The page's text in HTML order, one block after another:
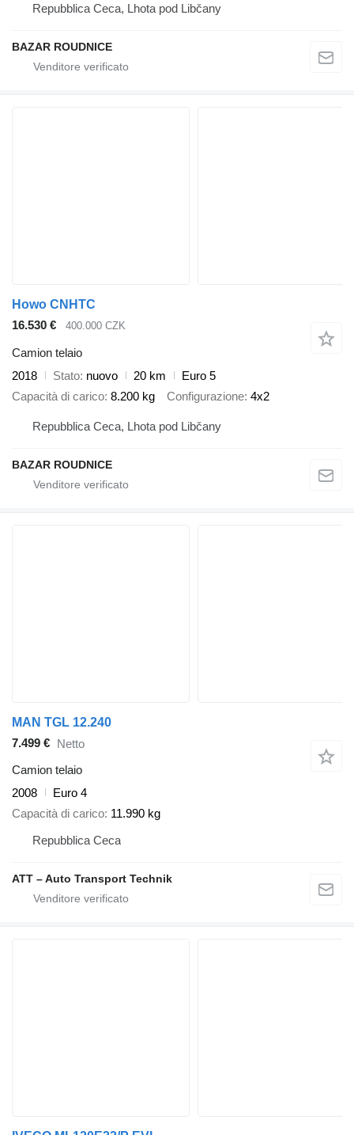
Repubblica Ceca, Lhota pod Libčany
BAZAR ROUDNICE
Howo CNHTC
16.530 €
400.000 CZK
Camion telaio
2018
Stato nuovo 20 km
Euro 5
Capacità di carico 8.200 kg Configurazione 4x2
Repubblica Ceca, Lhota pod Libčany
BAZAR ROUDNICE
MAN TGL 12.240
7.499 € Netto
Camion telaio
2008
Euro 4
Capacità di carico 11.990 kg
Repubblica Ceca
ATT – Auto Transport Technik